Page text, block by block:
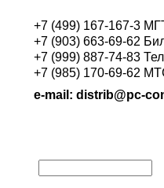
+7 (499) 167-167-3
+7 (903) 663-69-62
+7 (999) 887-74-83
+7 (985) 170-69-62
e-mail: distrib@pc-